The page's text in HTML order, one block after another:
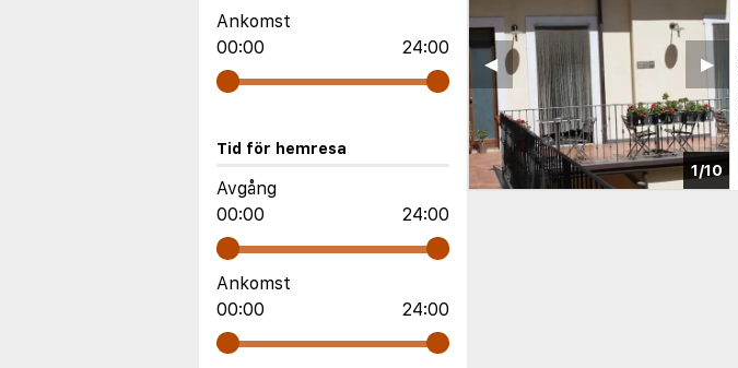
Ankomst
00:00
24:00
Tid för hemresa
Avgång
00:00
24:00
Ankomst
00:00
24:00
1/10
▶︎
◀︎